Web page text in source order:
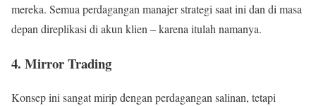
mereka. Semua perdagangan manajer strategi saat ini dan di masa
depan direplikasi di akun klien – karena itulah namanya.
4. Mirror Trading
Konsep ini sangat mirip dengan perdagangan salinan, tetapi